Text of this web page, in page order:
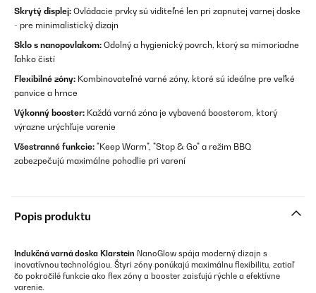
Skrytý displej: Ovládacie prvky sú viditeľné len pri zapnutej varnej doske
- pre minimalistický dizajn
Sklo s nanopovlakom: Odolný a hygienický povrch, ktorý sa mimoriadne
ľahko čistí
Flexibilné zóny: Kombinovateľné varné zóny, ktoré sú ideálne pre veľké
panvice a hrnce
Výkonný booster: Každá varná zóna je vybavená boosterom, ktorý
výrazne urýchľuje varenie
Všestranné funkcie: "Keep Warm", "Stop & Go" a režim BBQ
zabezpečujú maximálne pohodlie pri varení
Popis produktu
Indukčná varná doska Klarstein NanoGlow spája moderný dizajn s
inovatívnou technológiou. Štyri zóny ponúkajú maximálnu flexibilitu, zatiaľ
čo pokročilé funkcie ako flex zóny a booster zaisťujú rýchle a efektívne
varenie.